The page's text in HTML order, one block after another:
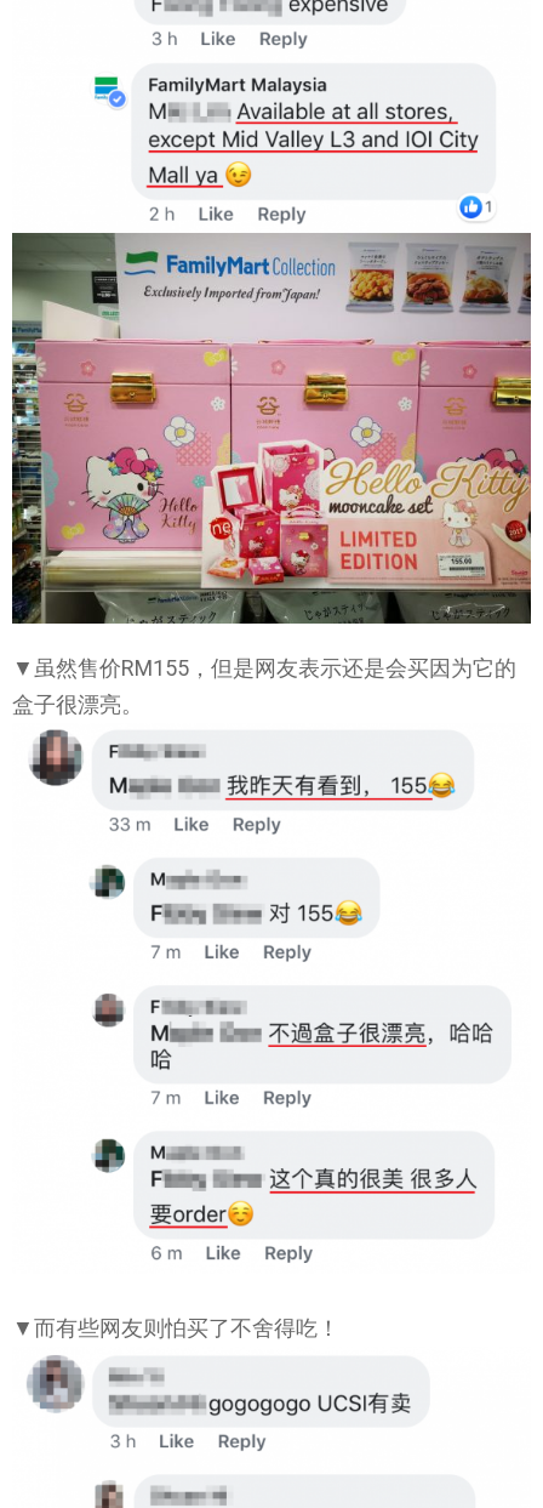
▼虽然售价RM155，但是网友表示还是会买因为它的
盒子很漂亮。
▼而有些网友则怕买了不舍得吃！